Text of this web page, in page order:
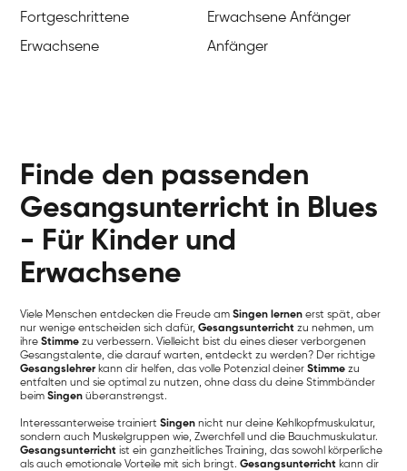
Fortgeschrittene
Erwachsene Anfänger
Erwachsene
Anfänger
Finde den passenden
Gesangsunterricht in Blues
- Für Kinder und
Erwachsene
Viele Menschen entdecken die Freude amSingen lernen erst spät, aber
nur wenige entscheiden sich dafür,Gesangsunterricht zu nehmen, um
ihreStimme zu verbessern. Vielleicht bist du eines dieser verborgenen
Gesangstalente, die darauf warten, entdeckt zu werden? Der richtige
Gesangslehrer kann dir helfen, das volle Potenzial deinerStimme zu
entfalten und sie optimal zu nutzen, ohne dass du deine Stimmbänder
beimSingen überanstrengst.
Interessanterweise trainiertSingen nicht nur deine Kehlkopfmuskulatur,
sondern auch Muskelgruppen wie, Zwerchfell und die Bauchmuskulatur.
Gesangsunterricht ist ein ganzheitliches Training, das sowohl körperliche
als auch emotionale Vorteile mit sich bringt.Gesangsunterricht kann dir